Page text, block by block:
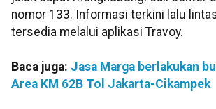
nomor 133. Informasi terkini lalu
tersedia melalui aplikasi Travoy.
Baca juga: Jasa Marga berlakukan
Area KM 62B Tol Jakarta-Cikampek